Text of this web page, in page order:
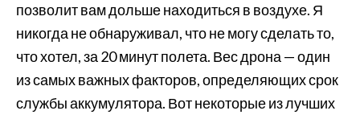
позволит вам дольше находиться в воздухе. Я
никогда не обнаруживал, что не могу сделать то,
что хотел, за 20 минут полета. Вес дрона — один
из самых важных факторов, определяющих срок
службы аккумулятора. Вот некоторые из лучших